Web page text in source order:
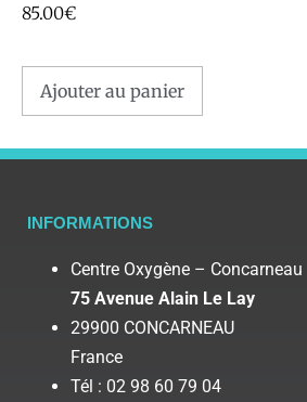
85.00€
Ajouter au panier
INFORMATIONS
Centre Oxygène – Concarneau
75 Avenue Alain Le Lay
29900 CONCARNEAU
France
Tél : 02 98 60 79 04